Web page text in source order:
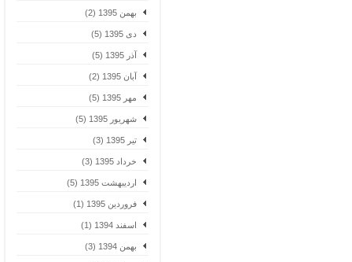
بهمن 1395 (2)
دی 1395 (5)
آذر 1395 (5)
آبان 1395 (2)
مهر 1395 (5)
شهریور 1395 (5)
تیر 1395 (3)
خرداد 1395 (3)
اردیبهشت 1395 (5)
فروردین 1395 (1)
اسفند 1394 (1)
بهمن 1394 (3)